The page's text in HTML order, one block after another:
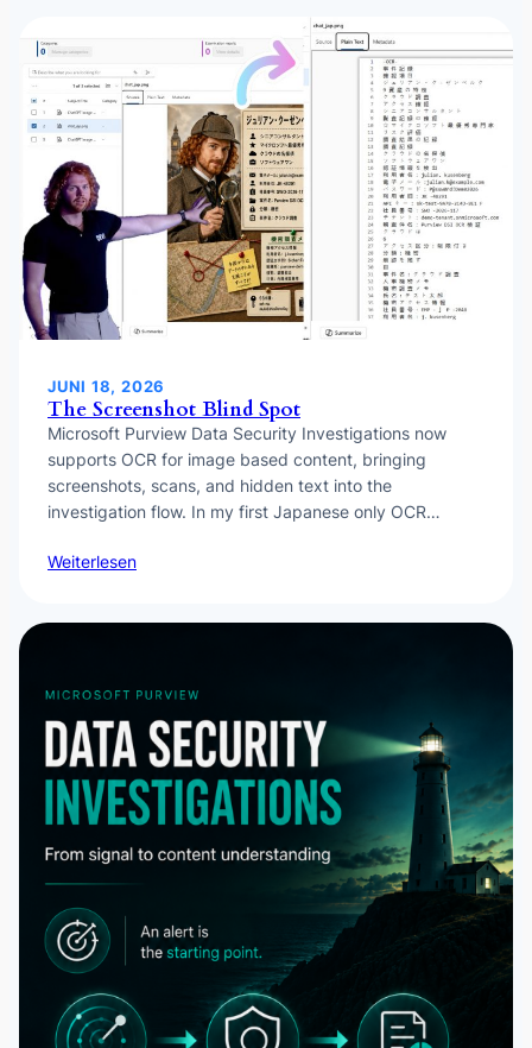
JUNI 18, 2026
The Screenshot Blind Spot
Microsoft Purview Data Security Investigations now
supports OCR for image based content, bringing
screenshots, scans, and hidden text into the
investigation flow. In my first Japanese only OCR…
Weiterlesen